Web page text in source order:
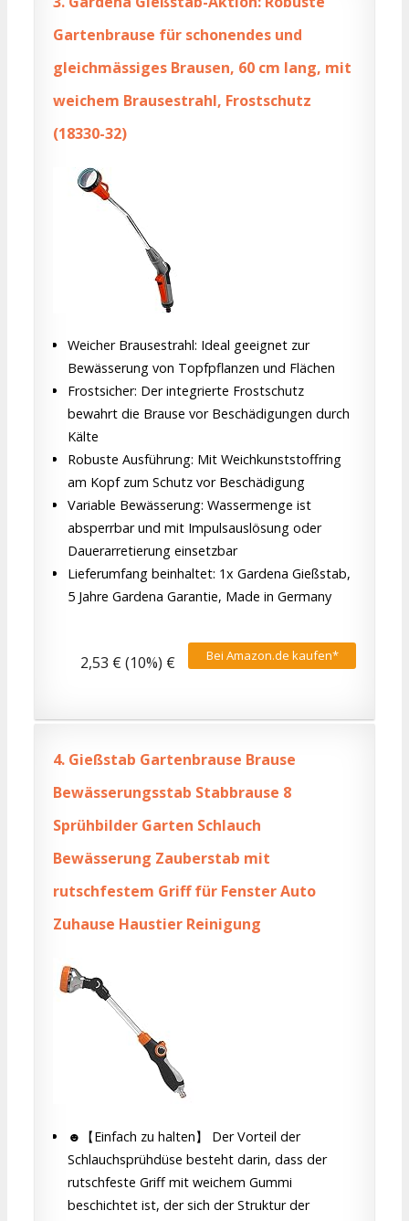
Gartenbrause für schonendes und
gleichmässiges Brausen, 60 cm lang, mit
weichem Brausestrahl, Frostschutz
(18330-32)
Weicher Brausestrahl: Ideal geeignet zur
Bewässerung von Topfpflanzen und Flächen
Frostsicher: Der integrierte Frostschutz
bewahrt die Brause vor Beschädigungen durch
Kälte
Robuste Ausführung: Mit Weichkunststoffring
am Kopf zum Schutz vor Beschädigung
Variable Bewässerung: Wassermenge ist
absperrbar und mit Impulsauslösung oder
Dauerarretierung einsetzbar
Lieferumfang beinhaltet: 1x Gardena Gießstab,
5 Jahre Gardena Garantie, Made in Germany
Bei Amazon.de kaufen*
2,53 € (10%) €
4. Gießstab Gartenbrause Brause
Bewässerungsstab Stabbrause 8
Sprühbilder Garten Schlauch
Bewässerung Zauberstab mit
rutschfestem Griff für Fenster Auto
Zuhause Haustier Reinigung
☻【Einfach zu halten】 Der Vorteil der
Schlauchsprühdüse besteht darin, dass der
rutschfeste Griff mit weichem Gummi
beschichtet ist, der sich der Struktur der